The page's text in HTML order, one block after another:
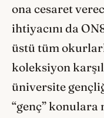
ona cesaret
ihtiyacını da
üstü tüm
koleksiyon
üniversite
“genç” konulara